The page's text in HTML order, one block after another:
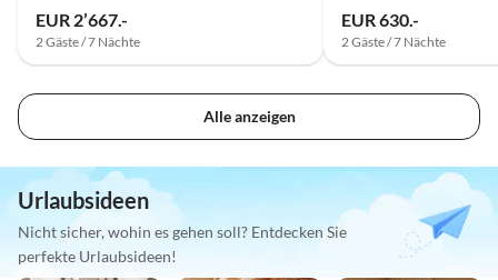
EUR 2’667.-
2 Gäste / 7 Nächte
EUR 630.-
2 Gäste / 7 Nächte
Alle anzeigen
Urlaubsideen
Nicht sicher, wohin es gehen soll? Entdecken Sie
perfekte Urlaubsideen!